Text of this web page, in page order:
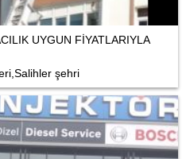
UYGUN FİYATLARIYLA
şehri